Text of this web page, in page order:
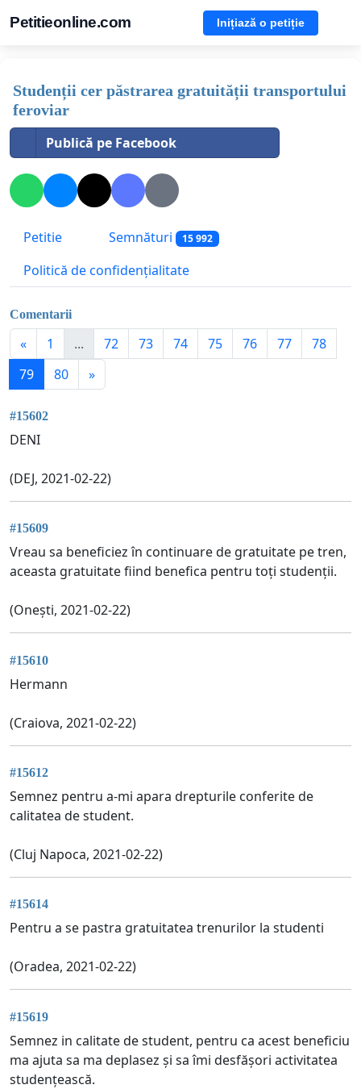
Petitieonline.com Inițiază o petiție
Studenții cer păstrarea gratuității transportului
feroviar
Publică pe Facebook
Petitie Semnături 15 992
Politică de confidențialitate
Comentarii
« 1 ... 72 73 74 75 76 77
78
79
80 »
#15602
DENI
(DEJ, 2021-02-22)
#15609
Vreau sa beneficiez în continuare de gratuitate pe tren,
aceasta gratuitate fiind benefica pentru toți studenții.
(Onești, 2021-02-22)
#15610
Hermann
(Craiova, 2021-02-22)
#15612
Semnez pentru a-mi apara drepturile conferite de
calitatea de student.
(Cluj Napoca, 2021-02-22)
#15614
Pentru a se pastra gratuitatea trenurilor la studenti
(Oradea, 2021-02-22)
#15619
Semnez in calitate de student, pentru ca acest beneficiu
ma ajuta sa ma deplasez și sa îmi desfășori activitatea
studențească.